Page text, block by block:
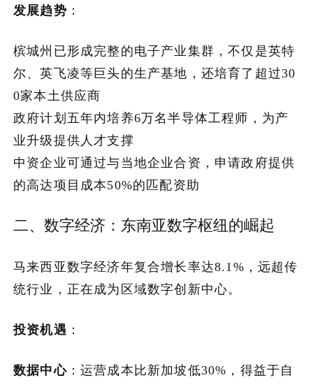
发展趋势 ：
槟城州已形成完整的电子产业集群，不仅是英特
尔、英飞凌等巨头的生产基地，还培育了超过30
0家本土供应商
政府计划五年内培养6万名半导体工程师，为产
业升级提供人才支撑
中资企业可通过与当地企业合资，申请政府提供
的高达项目成本50%的匹配资助
二、数字经济：东南亚数字枢纽的崛起
马来西亚数字经济年复合增长率达8.1%，远超传
统行业，正在成为区域数字创新中心。
投资机遇 ：
数据中心：运营成本比新加坡低30%，得益于自